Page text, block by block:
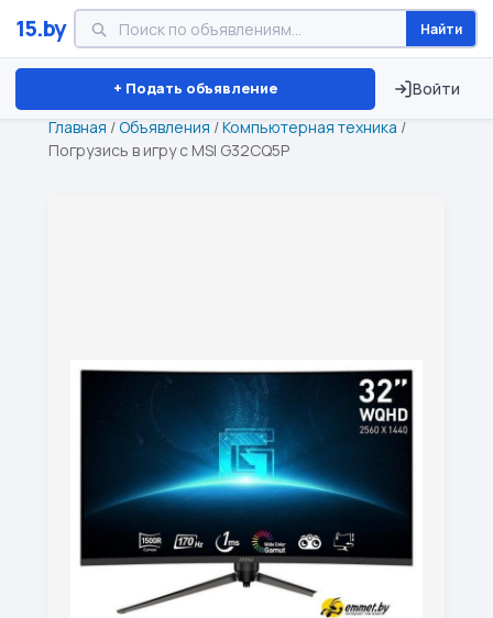
15.by Найти
+ Подать объявление Войти
Минск Витебск Брест ⏱ ТОЛЬКО 15 ДНЕЙ
Главная /Объявления /Компьютерная техника /
Погрузись в игру с MSI G32CQ5P